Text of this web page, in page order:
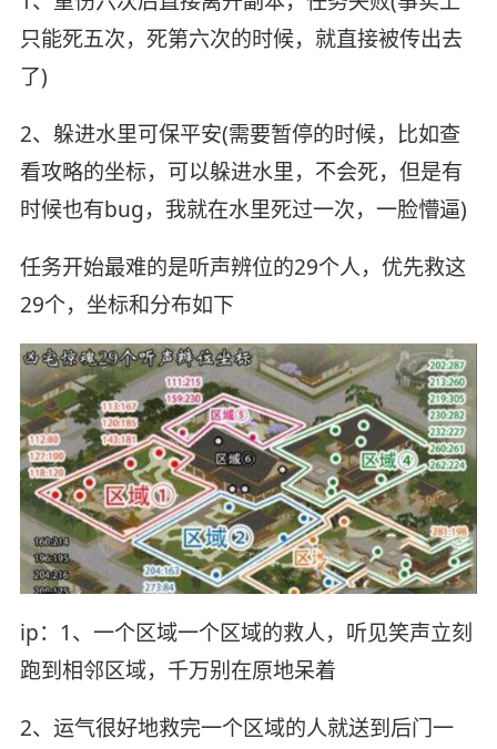
只能死五次，死第六次的时候，就直接被传出去
了)
2、躲进水里可保平安(需要暂停的时候，比如查
看攻略的坐标，可以躲进水里，不会死，但是有
时候也有bug，我就在水里死过一次，一脸懵逼)
任务开始最难的是听声辨位的29个人，优先救这
29个，坐标和分布如下
ip：1、一个区域一个区域的救人，听见笑声立刻
跑到相邻区域，千万别在原地呆着
2、运气很好地救完一个区域的人就送到后门一